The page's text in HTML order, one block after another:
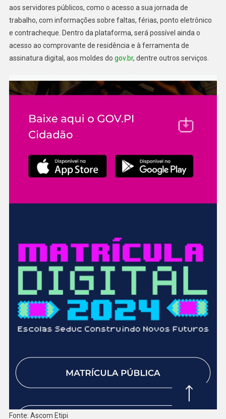
aos servidores públicos, como o acesso a sua jornada de
trabalho, com informações sobre faltas, férias, ponto eletrônico
e contracheque. Dentro da plataforma, será possível ainda o
acesso ao comprovante de residência e à ferramenta de
assinatura digital, aos moldes do gov.br, dentre outros serviços.
Fonte: Ascom Etipi